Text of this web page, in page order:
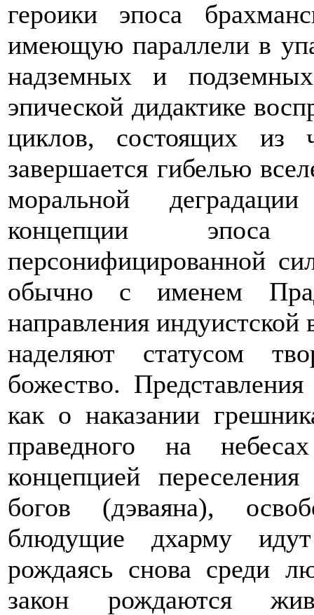
героики эпоса
имеющую параллели в
надземных и
эпической дидактике
циклов, состоящих
завершается гибелью
моральной
концепции эпоса
персонифицированной
обычно с именем
направления
наделяют статусом
божество.
как о наказании
праведного на
концепцией
богов (дэваяна),
блюдущие дхарму
рождаясь снова среди
закон рождаются